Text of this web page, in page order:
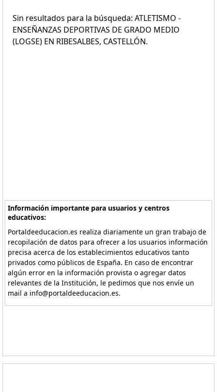
Sin resultados para la búsqueda: ATLETISMO -
ENSEÑANZAS DEPORTIVAS DE GRADO MEDIO
(LOGSE) EN RIBESALBES, CASTELLÓN.
Información importante para usuarios y centros
educativos:
Portaldeeducacion.es realiza diariamente un gran trabajo de
recopilación de datos para ofrecer a los usuarios información
precisa acerca de los establecimientos educativos tanto
privados como públicos de España. En caso de encontrar
algún error en la información provista o agregar datos
relevantes de la Institución, le pedimos que nos envíe un
mail a info@portaldeeducacion.es.